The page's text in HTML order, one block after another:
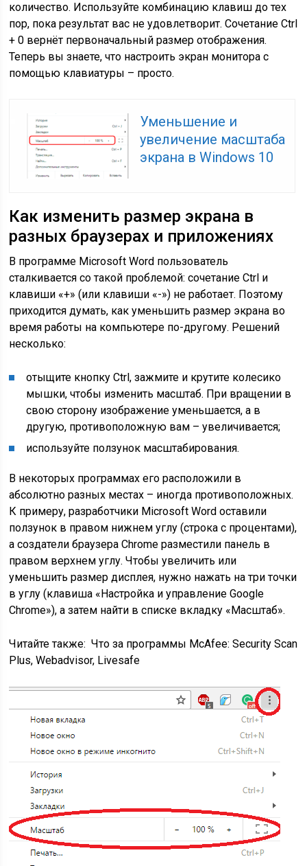
количество. Используйте комбинацию клавиш до тех
пор, пока результат вас не удовлетворит. Сочетание Ctrl
+ 0 вернёт первоначальный размер отображения.
Теперь вы знаете, что настроить экран монитора с
помощью клавиатуры – просто.
Уменьшение и
увеличение масштаба
экрана в Windows 10
Как изменить размер экрана в
разных браузерах и приложениях
В программе Microsoft Word пользователь
сталкивается со такой проблемой: сочетание Ctrl и
клавиши «+» (или клавиши «-») не работает. Поэтому
приходится думать, как уменьшить размер экрана во
время работы на компьютере по-другому. Решений
несколько:
отыщите кнопку Ctrl, зажмите и крутите колесико
мышки, чтобы изменить масштаб. При вращении в
свою сторону изображение уменьшается, а в
другую, противоположную вам – увеличивается;
используйте ползунок масштабирования.
В некоторых программах его расположили в
абсолютно разных местах – иногда противоположных.
К примеру, разработчики Microsoft Word оставили
ползунок в правом нижнем углу (строка с процентами),
а создатели браузера Chrome разместили панель в
правом верхнем углу. Чтобы увеличить или
уменьшить размер дисплея, нужно нажать на три точки
в углу (клавиша «Настройка и управление Google
Chrome»), а затем найти в списке вкладку «Масштаб».
Читайте также: Что за программы McAfee: Security Scan
Plus, Webadvisor, Livesafe